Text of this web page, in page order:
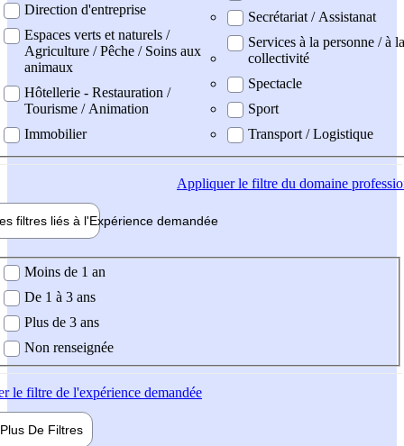
Direction d'entreprise
Espaces verts et naturels /
Agriculture / Pêche / Soins aux
animaux
Hôtellerie - Restauration /
Tourisme / Animation
Immobilier
Secrétariat / Assistanat
Services à la personne / à la
collectivité
Spectacle
Sport
Transport / Logistique
Appliquerle filtre du domaine
filtres liés à l'Expérience demandée
demandée
Moins de 1 an
De 1 à 3 ans
Plus de 3 ans
Non renseignée
le filtre de l'expérience demandée
Plus De Filtres